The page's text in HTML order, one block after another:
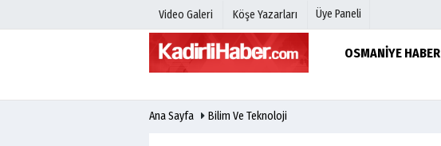
Video Galeri Köşe Yazarları Üye Paneli
OSMANIYE HABER
Üye Paneli
Hava Durumu
Ana Sayfa Bilim Ve Teknoloji